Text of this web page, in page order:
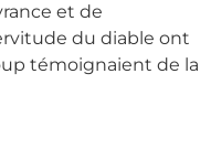
et de
du diable ont
témoignaient de la